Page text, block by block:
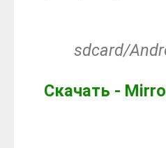
sdcard/
Скачать -